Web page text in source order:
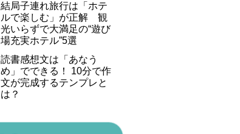
結局子連れ旅行は「ホテ
ルで楽しむ」が正解 観
光いらずで大満足の“遊び
場充実ホテル”5選
読書感想文は「あなう
め」でできる！ 10分で作
文が完成するテンプレと
は？